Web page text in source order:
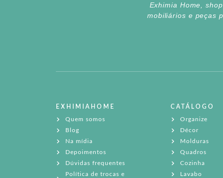
Exhimia Home,
mobiliários e peças
EXHIMIAHOME
Quem somos
Blog
Na mídia
Depoimentos
Dúvidas frequentes
Política de trocas e
CATÁLOGO
Organize
Décor
Molduras
Quadros
Cozinha
Lavabo